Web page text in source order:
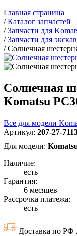
Главная страница
/Каталог запчастей
/Запчасти для
/Запчасти для
/Солнечная
Солнечная
Komatsu
Все для модели
Артикул: 207-27-
Для модели:
Наличие:
есть
Гарантия:
6 месяцев
Рассрочка платежа:
есть
Доставка по РФ